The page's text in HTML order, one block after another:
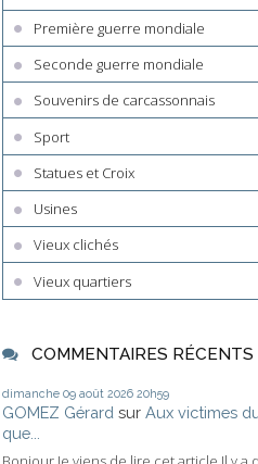
Première guerre mondiale
Seconde guerre mondiale
Souvenirs de carcassonnais
Sport
Statues et Croix
Usines
Vieux clichés
Vieux quartiers
COMMENTAIRES RÉCENTS
dimanche 09 août 2026 20h59
GOMEZ Gérard sur Aux victimes
que...